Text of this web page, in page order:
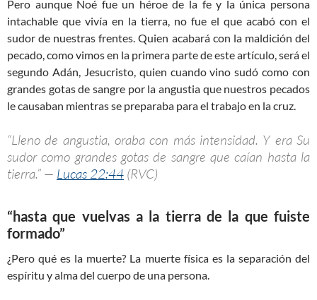
Pero aunque Noé fue un héroe de la fe y la única persona
intachable que vivía en la tierra, no fue el que acabó con el
sudor de nuestras frentes. Quien acabará con la maldición del
pecado, como vimos en la primera parte de este artículo, será el
segundo Adán, Jesucristo, quien cuando vino sudó como con
grandes gotas de sangre por la angustia que nuestros pecados
le causaban mientras se preparaba para el trabajo en la cruz.
“Lleno de angustia, oraba con más intensidad. Y era Su
sudor como grandes gotas de sangre que caían hasta la
tierra.” — Lucas 22:44 (RVC)
“hasta que vuelvas a la tierra de la que fuiste
formado”
¿Pero qué es la muerte? La muerte física es la separación del
espíritu y alma del cuerpo de una persona.